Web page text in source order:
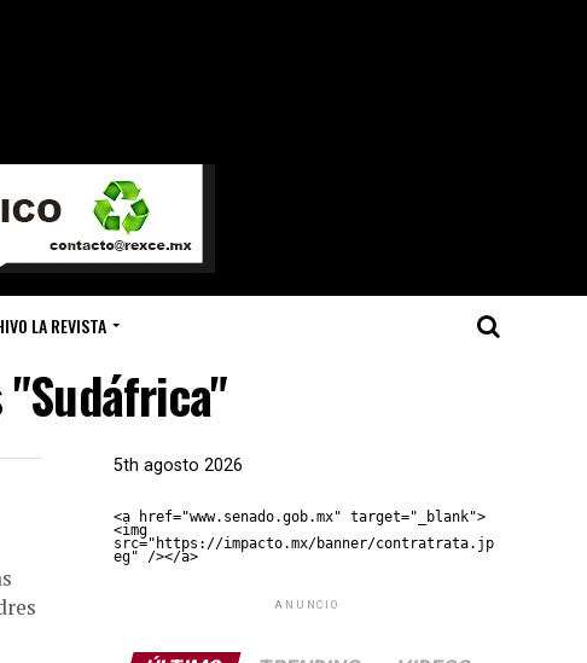
LA REVISTA
5th agosto 2026
<a href="www.senado.gob.mx" target="_blank">
<img
src="https://impacto.mx/banner/contratrata.jp
eg" /></a>
ANUNCIO